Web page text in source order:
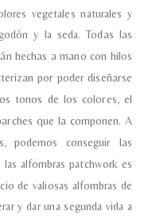
vegetales naturales y
y la seda.Todas las
hechas a mano con hilos
por poder diseñarse
tonos de los colores, el
que la componen. A
podemos conseguir las
las alfombras patchwork es
de valiosas alfombras de
y dar una segunda vida a